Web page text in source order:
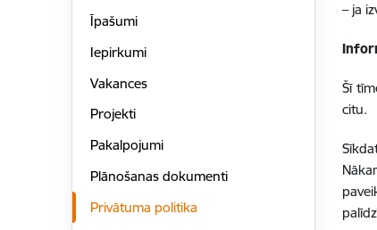
Īpašumi
Iepirkumi
Vakances
Projekti
Pakalpojumi
Plānošanas dokumenti
Privātuma politika
– ja
Šī
citu.